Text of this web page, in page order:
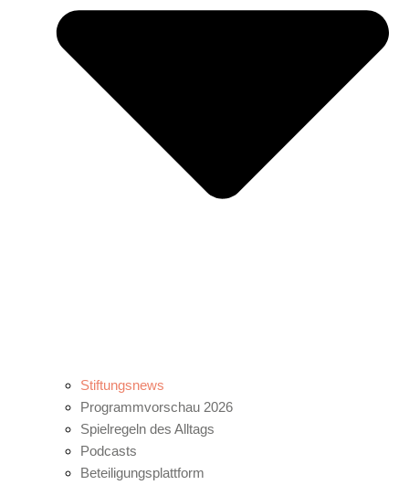
Stiftungsnews
Programmvorschau 2026
Spielregeln des Alltags
Podcasts
Beteiligungsplattform